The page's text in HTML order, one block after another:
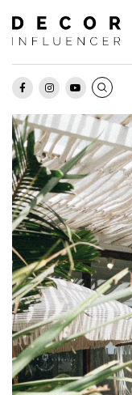
Skip
content